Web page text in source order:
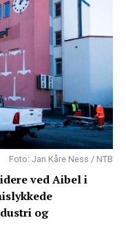
Foto: Jan Kåre Ness / NTB
ved Aibel i
og